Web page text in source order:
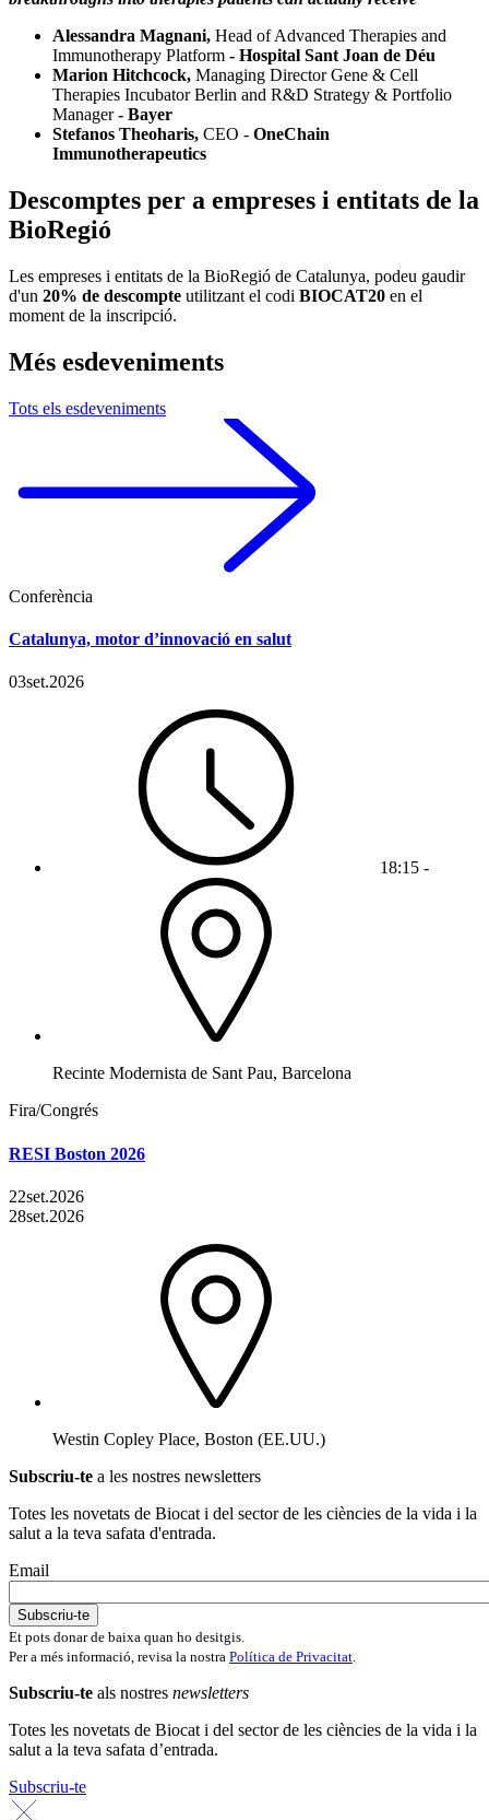
Alessandra Magnani, Head of Advanced Therapies and
Immunotherapy Platform - Hospital Sant Joan de Déu
Marion Hitchcock, Managing Director Gene & Cell
Therapies Incubator Berlin and R&D Strategy & Portfolio
Manager- Bayer
Stefanos Theoharis, CEO - OneChain
Immunotherapeutics
Descomptes per a empreses i entitats de la
BioRegió
Les empreses i entitats de la BioRegió de Catalunya, podeu gaudir
d'un 20% de descompte utilitzant el codi BIOCAT20 en el
moment de la inscripció.
Més esdeveniments
Tots els esdeveniments
Conferència
Catalunya, motor d’innovació en salut
03set.2026
18:15 -
Recinte Modernista de Sant Pau, Barcelona
Fira/Congrés
RESI Boston 2026
22set.2026
28set.2026
Westin Copley Place, Boston (EE.UU.)
Subscriu-te a les nostres newsletters
Totes les novetats de Biocat i del sector de les ciències de la vida i la
salut a la teva safata d'entrada.
Email
Et pots donar de baixa quan ho desitgis.
Per a més informació, revisa la nostra Política de Privacitat
Subscriu-te als nostres newsletters
Totes les novetats de Biocat i del sector de les ciències de la vida i la
salut a la teva safata d’entrada.
Subscriu-te